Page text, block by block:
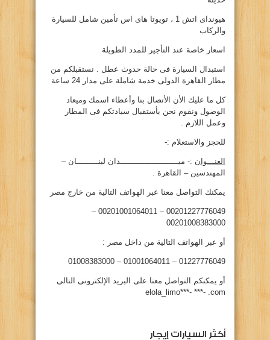
هيونداى اتش 1 ، تويوتا هاى اس تأمين شامل للسيارة
والركاب
اسعار خاصة عند التأجير للمدد الطويلة
استبدال السيارة فى حالة حدوث عطل . نستقبلكم من
مطار القاهرة الدولى خدمة شاملة على مدار 24 ساعة
كل ما عليك الأن الأتصال بنا وأعطاء اسمك وميعاد
الوصول ونقوم نحن بأستقبال سيادتكم فى المطار
وعمل اللازم .
للحجز والاستعلام :-
العنـــوان :- ميــــــــــــــــــــــــدان لبنـــــــــان –
المهندسين – القاهرة .
يمكنك التواصل معنا عبر الهواتف التالية من خارج مصر
00201227776049 – 00201001064011 –
00201008383000
أو عبر الهواتف التالية من داخل مصر :
01227776049 – 01001064011 – 01008383000
أو يمكنكم التواصل معنا على البريد الإلكترونى التالى
elola_limo***- ***- .com
أكثر السيارات إيجار